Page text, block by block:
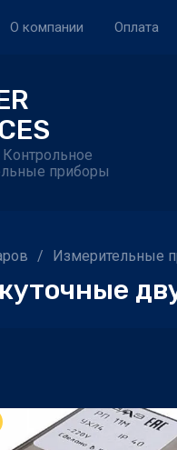
О компании Оплата
приборы
/ Измерительные